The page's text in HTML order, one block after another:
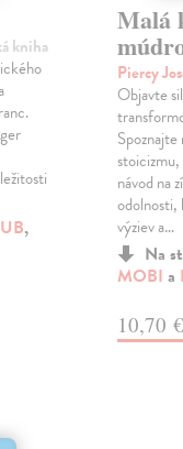
kniha
,
Malá
Piercy
Objavte
návod na
odolnosti,
výziev a…
Na
MOBI a
10,70 €